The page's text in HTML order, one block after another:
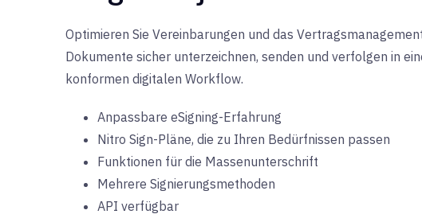
Optimieren Sie Vereinbarungen und das
Dokumente sicher unterzeichnen, senden und verfolgen in
konformen digitalen Workflow.
Anpassbare eSigning-Erfahrung
Nitro Sign-Pläne, die zu Ihren Bedürfnissen passen
Funktionen für die Massenunterschrift
Mehrere Signierungsmethoden
API verfügbar